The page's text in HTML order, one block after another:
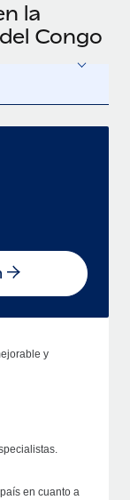
la
Congo
y
en cuanto a